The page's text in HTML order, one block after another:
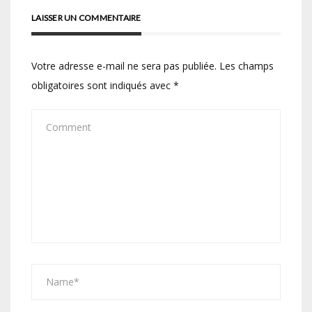
LAISSER UN COMMENTAIRE
Votre adresse e-mail ne sera pas publiée. Les champs
obligatoires sont indiqués avec *